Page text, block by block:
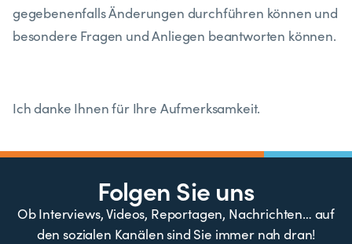
gegebenenfalls Änderungen durchführen können und
besondere Fragen und Anliegen beantworten können.
Ich danke Ihnen für Ihre Aufmerksamkeit.
Folgen Sie uns
Ob Interviews, Videos, Reportagen, Nachrichten… auf
den sozialen Kanälen sind Sie immer nah dran!